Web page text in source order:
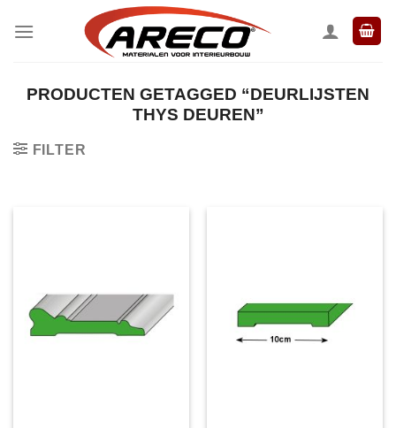
naar
PRODUCTEN GETAGGED “DEURLIJSTEN
THYS DEUREN”
FILTER